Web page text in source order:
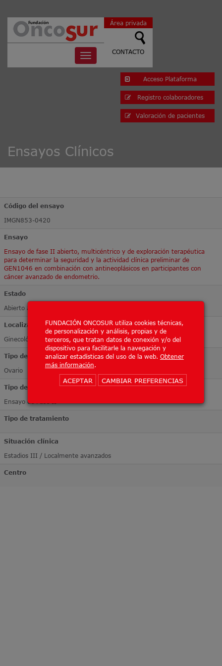
FUNDACIÓN ONCOSUR utiliza cookies técnicas,
de personalización y análisis, propias y de
terceros, que tratan datos de conexión y/o del
dispositivo para facilitarle la navegación y
analizar estadísticas del uso de la web. Obtener
más información.
ACEPTAR CAMBIAR PREFERENCIAS
Toggle
navigation
Área privada
CONTACTO
Acceso Plataforma
Registro colaboradores
Valoración de pacientes
Ensayos Clínicos
Código del ensayo
IMGN853-0420
Ensayo
Ensayo de fase II abierto, multicéntrico y de exploración terapéutica
para determinar la seguridad y la actividad clínica preliminar de
GEN1046 en combinación con antineoplásicos en participantes con
cáncer avanzado de endometrio.
Estado
Abierto a inclusión
Localización Tumoral
Ginecológico
Tipo de tumor
Ovario
Tipo de ensayo
Ensayo de Fase II
Tipo de tratamiento
Situación clínica
Estadios III / Localmente avanzados
Centro